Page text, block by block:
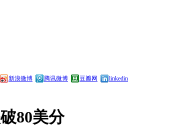
新浪微博 腾讯微博 豆瓣网 linkedin
80美分